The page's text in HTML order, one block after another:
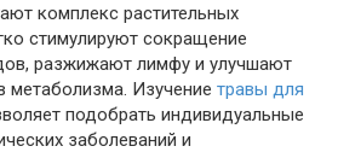
комплекс растительных
стимулируют сокращение
разжижают лимфу и улучшают
метаболизма. Изучение травы для
подобрать индивидуальные
заболеваний и